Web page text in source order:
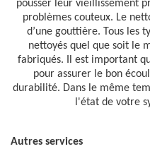
pousser leur vieillissement
problèmes couteux. Le
d’une gouttière. Tous les
nettoyés quel que soit le
fabriqués. Il est important
pour assurer le bon
durabilité. Dans le même
l'état de votre
Autres services